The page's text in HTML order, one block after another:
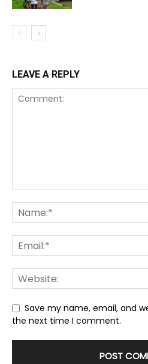
LEAVE A REPLY
Save my name, email, and
the next time I comment.